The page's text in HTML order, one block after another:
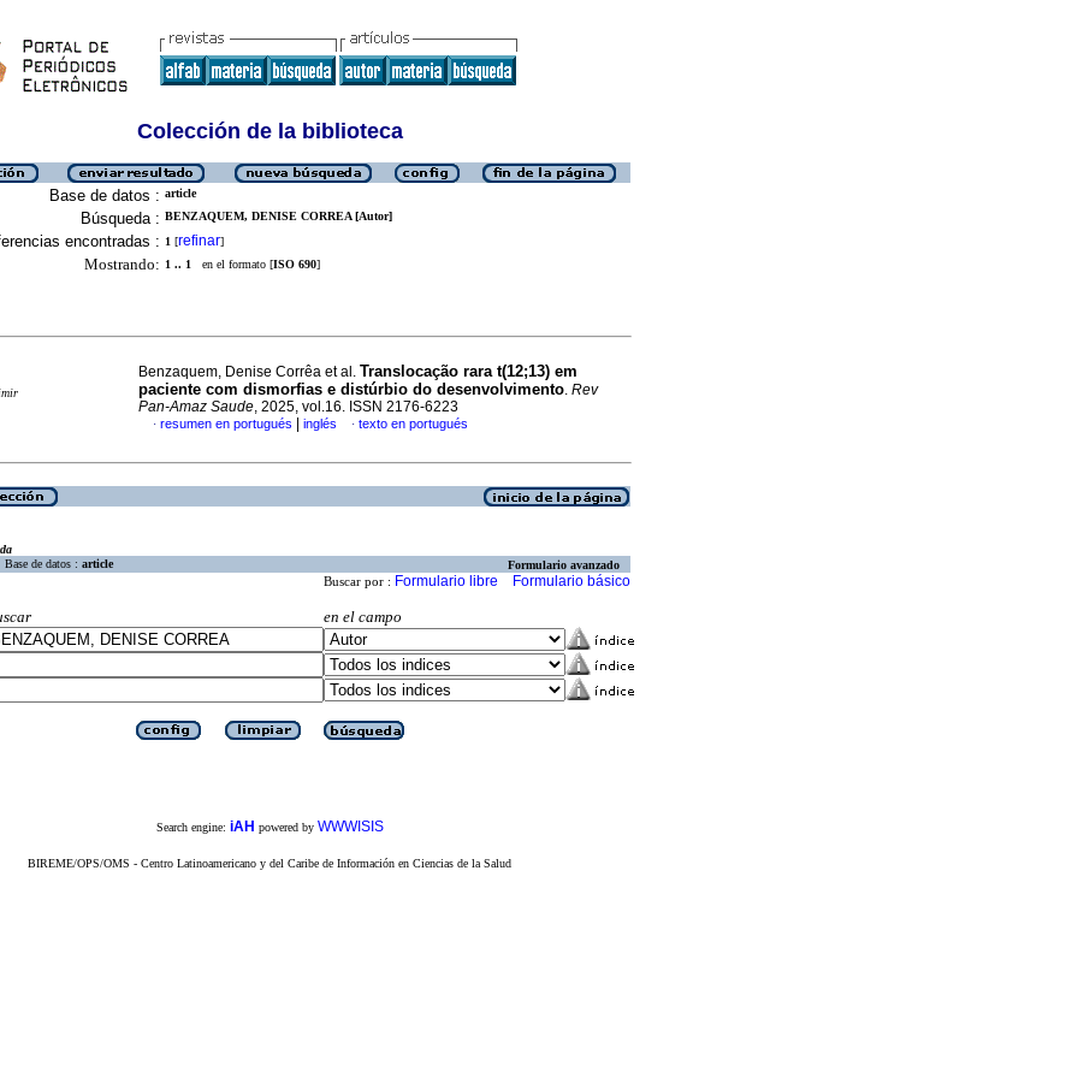
Colección de la biblioteca
Base de datos : article
Búsqueda : BENZAQUEM, DENISE CORREA [Autor]
encontradas : 1 [refinar]
Mostrando: 1 .. 1 en el formato [ISO 690]
Benzaquem, Denise Corrêa et al. Translocação rara t(12;13) em
paciente com dismorfias e distúrbio do desenvolvimento. Rev
Pan-Amaz Saude, 2025, vol.16. ISSN 2176-6223
· resumen en portugués inglés · texto en portugués
Base de datos : article Formulario avanzado
Buscar por : Formulario libre Formulario básico
en el campo
Search engine: iAH powered by WWWISIS
BIREME/OPS/OMS - Centro Latinoamericano y del Caribe de Información en Ciencias de la Salud